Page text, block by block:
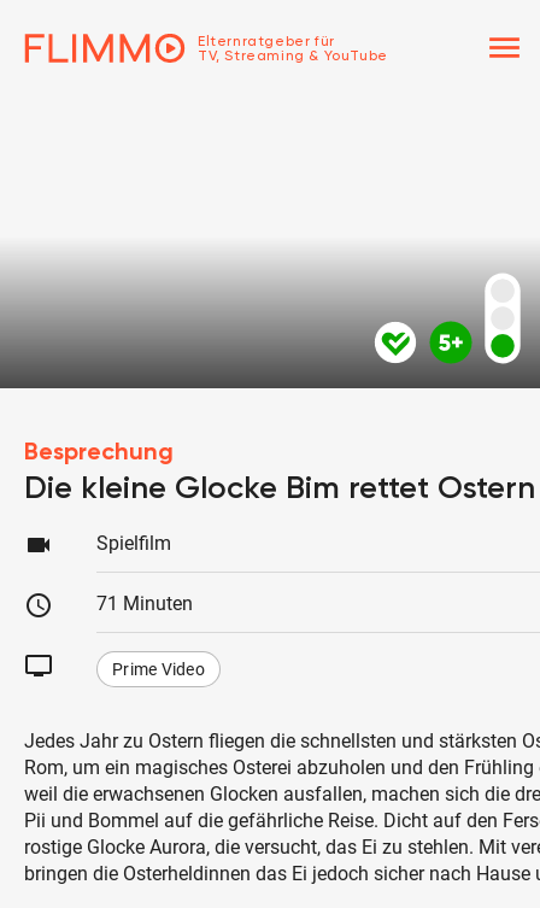
Elternratgeber für
TV, Streaming & YouTube
menu
Besprechung
Die kleine Glocke Bim rettet Ostern
videocam Spielfilm
schedule 71 Minuten
tv Prime Video
Jedes Jahr zu Ostern fliegen die schnellsten und stärksten
Rom, um ein magisches Osterei abzuholen und den
weil die erwachsenen Glocken ausfallen, machen sich die
Pii und Bommel auf die gefährliche Reise. Dicht auf den
rostige Glocke Aurora, die versucht, das Ei zu stehlen. Mit
bringen die Osterheldinnen das Ei jedoch sicher nach Hause